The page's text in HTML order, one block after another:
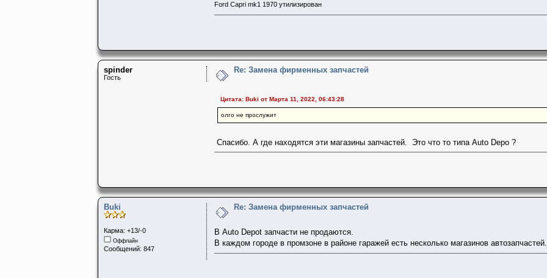
Ford Capri mk1 1970 утилизирован
spinder
Гость
Re: Замена фирменных запчастей
Цитата: Buki от Марта 11, 2022, 06:43:28
олго не прослужит
Спасибо. А где находятся эти магазины запчастей. Это что то типа Auto Depo ?
Buki
Карма: +13/-0
Оффлайн
Сообщений: 847
Re: Замена фирменных запчастей
В Auto Depot запчасти не продаются.
В каждом городе в промзоне в районе гаражей есть несколько магазинов автозапчастей.